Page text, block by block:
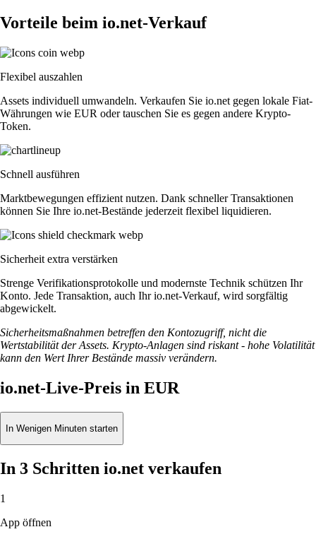
Vorteile beim io.net-Verkauf
Flexibel auszahlen
Assets individuell umwandeln. Verkaufen Sie io.net gegen lokale Fiat-
Währungen wie EUR oder tauschen Sie es gegen andere Krypto-
Token.
Schnell ausführen
Marktbewegungen effizient nutzen. Dank schneller Transaktionen
können Sie Ihre io.net-Bestände jederzeit flexibel liquidieren.
Sicherheit extra verstärken
Strenge Verifikationsprotokolle und modernste Technik schützen Ihr
Konto. Jede Transaktion, auch Ihr io.net-Verkauf, wird sorgfältig
abgewickelt.
Sicherheitsmaßnahmen betreffen den Kontozugriff, nicht die
Wertstabilität der Assets. Krypto-Anlagen sind riskant - hohe Volatilität
kann den Wert Ihrer Bestände massiv verändern.
io.net-Live-Preis in EUR
In Wenigen Minuten starten
In 3 Schritten io.net verkaufen
1
App öffnen